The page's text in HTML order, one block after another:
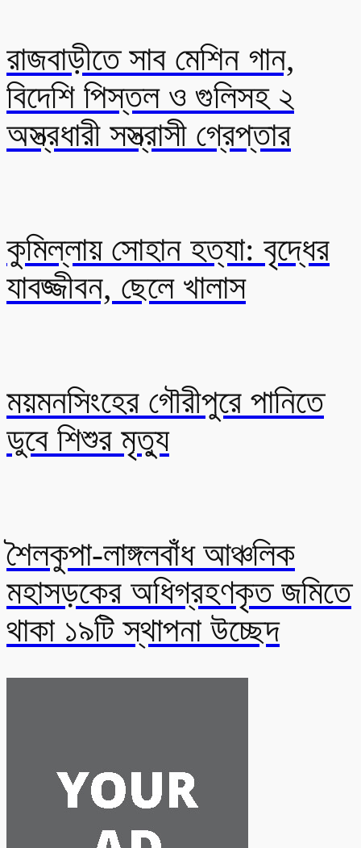
রাজবাড়ীতে সাব মেশিন গান,
বিদেশি পিস্তল ও গুলিসহ ২
অস্ত্রধারী সস্ত্রাসী গ্রেপ্তার
কুমিল্লায় সোহান হত্যা: বৃদ্ধের
যাবজ্জীবন, ছেলে খালাস
ময়মনসিংহের গৌরীপুরে পানিতে
ডুবে শিশুর মৃত্যু
শৈলকুপা-লাঙ্গলবাঁধ আঞ্চলিক
মহাসড়কের অধিগ্রহণকৃত জমিতে
থাকা ১৯টি স্থাপনা উচ্ছেদ